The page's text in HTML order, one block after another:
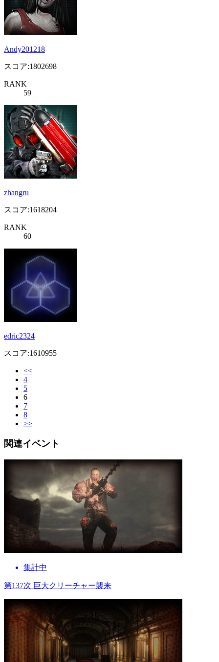
Andy201218
スコア:1802698
RANK
59
zhangru
スコア:1618204
RANK
60
edric2324
スコア:1610955
<<
4
5
6
7
8
>>
関連イベント
集計中
第137次 巨大クリーチャー襲来